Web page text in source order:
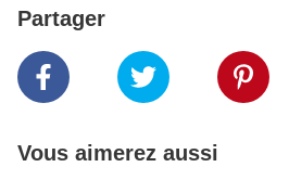
Partager
Vous aimerez aussi